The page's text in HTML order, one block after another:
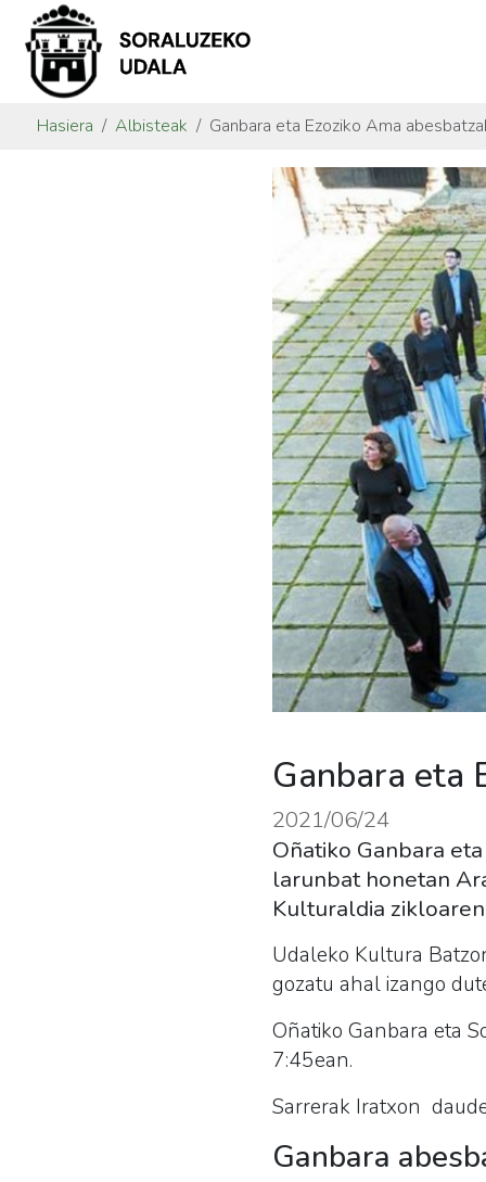
Hasiera Albisteak Ganbara eta Ezoziko Ama
Ganbara eta
2021/06/24
Oñatiko Ganbara
larunbat honetan
Kulturaldia
Udaleko Kultura
gozatu ahal izango
Oñatiko Ganbara eta
7:45ean.
Sarrerak Iratxon
Ganbara